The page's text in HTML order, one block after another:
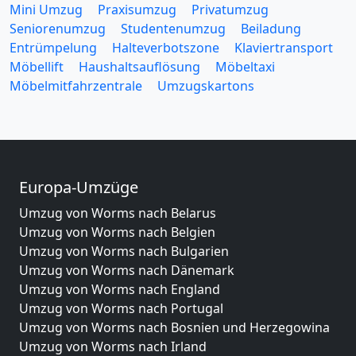
Mini Umzug
Praxisumzug
Privatumzug
Seniorenumzug
Studentenumzug
Beiladung
Entrümpelung
Halteverbotszone
Klaviertransport
Möbellift
Haushaltsauflösung
Möbeltaxi
Möbelmitfahrzentrale
Umzugskartons
Europa-Umzüge
Umzug von Worms nach Belarus
Umzug von Worms nach Belgien
Umzug von Worms nach Bulgarien
Umzug von Worms nach Dänemark
Umzug von Worms nach England
Umzug von Worms nach Portugal
Umzug von Worms nach Bosnien und Herzegowina
Umzug von Worms nach Irland